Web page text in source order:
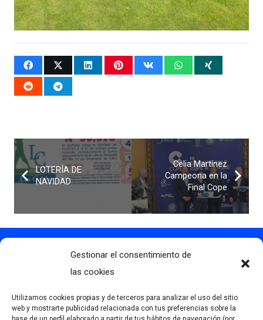
Gestionar el consentimiento de
las cookies
Utilizamos cookies propias y de terceros para analizar el uso del sitio
web y mostrarte publicidad relacionada con tus preferencias sobre la
LOTERÍA DE
NAVIDAD
Celia Martínez
Campeona en la
Final Cope
Contacto
info@clubdegolflascaldas.com
681 163 108